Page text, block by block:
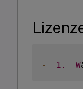
- 1. W